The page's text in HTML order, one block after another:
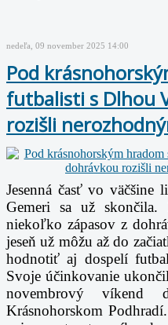
nedeľa, 09 november 2025 14:00
Pod
futbalisti s Dlhou
rozišli
Jesenná časť vo väčšine
Gemeri sa už
niekoľko zápasov z
jeseň už môžu až do
hodnotiť aj dospelí
Svoje účinkovanie
novembrový víkend
Krásnohorskom